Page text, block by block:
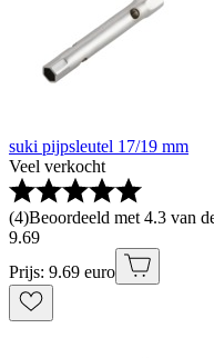
suki pijpsleutel 17/19 mm
Veel verkocht
(4)Beoordeeld met 4.3 van
9.69
Prijs: 9.69 euro